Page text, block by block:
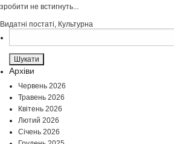
зробити не встигнуть...
Видатні постаті, Культурна
Архіви
Червень 2026
Травень 2026
Квітень 2026
Лютий 2026
Січень 2026